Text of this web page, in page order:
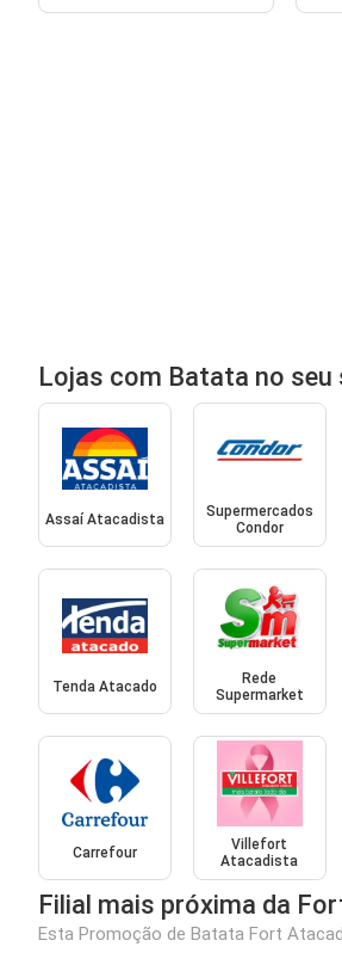
Lojas com Batata no
Assaí Atacadista
Supermercados
Condor
Tenda Atacado
Rede
Supermarket
Carrefour
Villefort
Atacadista
Filial mais próxima da
Esta Promoção de Batata Fort